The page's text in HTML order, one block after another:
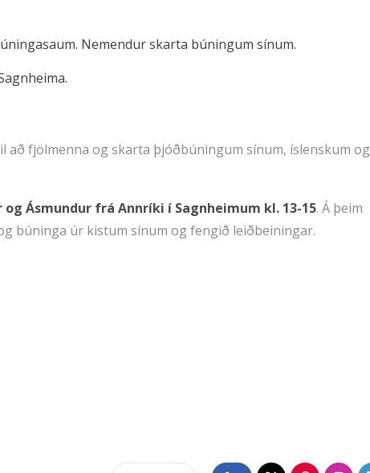
Nemendur skarta búningum sínum.
fjölmenna og skarta þjóðbúningum sínum, íslenskum og
Ásmundur frá Annríki í Sagnheimum kl. 13-15. Á þeim
búninga úr kistum sínum og fengið leiðbeiningar.